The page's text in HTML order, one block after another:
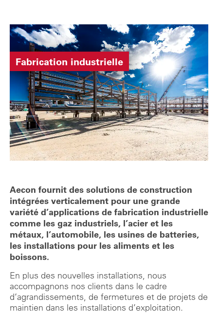
Fabrication industrielle
Aecon fournit des solutions de construction
intégrées verticalement pour une grande
variété d’applications de fabrication industrielle
comme les gaz industriels, l’acier et les
métaux, l’automobile, les usines de batteries,
les installations pour les aliments et les
boissons.
En plus des nouvelles installations, nous
accompagnons nos clients dans le cadre
d’agrandissements, de fermetures et de projets de
maintien dans les installations d’exploitation.